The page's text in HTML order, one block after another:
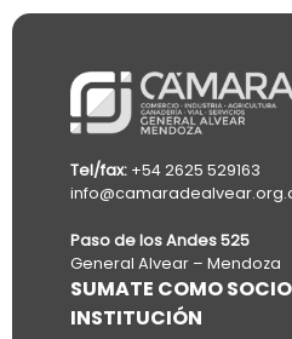
Tel/fax: +54 2625 529163
Paso de los Andes 525
General Alvear – Mendoza
SUMATE COMO
INSTITUCIÓN